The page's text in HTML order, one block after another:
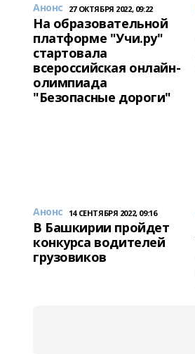
Анонс 27 ОКТЯБРЯ 2022, 09:22
На образовательной
платформе "Учи.ру"
стартовала
всероссийская онлайн-
олимпиада
"Безопасные дороги"
Анонс 14 СЕНТЯБРЯ 2022, 09:16
В Башкирии пройдет
конкурса водителей
грузовиков